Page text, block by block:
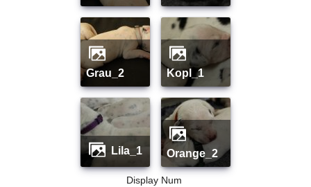
grau_2 kopl_1
lila_1 orange_2
Display Num